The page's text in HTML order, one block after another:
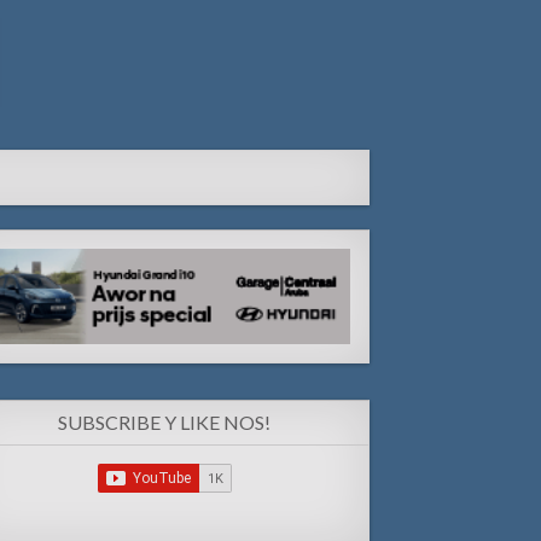
SUBSCRIBE Y LIKE NOS!